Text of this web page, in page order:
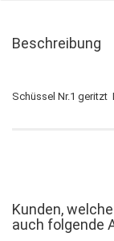
Beschreibung
Schüssel Nr.1 geritzt
Kunden,
auch folgende